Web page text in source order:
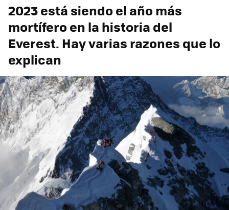
2023 está siendo el año más
mortífero en la historia del
Everest. Hay varias razones que lo
explican